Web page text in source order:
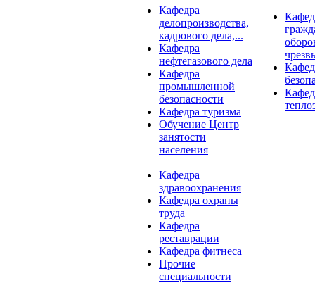
Кафедра
делопроизводства,
кадрового дела,...
Кафедра
нефтегазового дела
Кафедра
промышленной
безопасности
Кафедра туризма
Обучение Центр
занятости
населения
Кафедра
здравоохранения
Кафедра охраны
труда
Кафедра
реставрации
Кафедра фитнеса
Прочие
специальности